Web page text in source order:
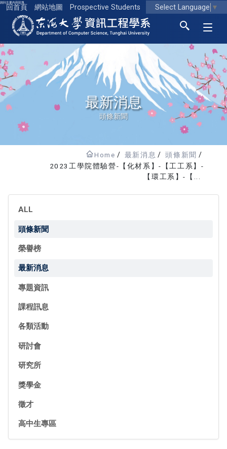
跳到主要內容區塊
回首頁 網站地圖 Prospective Students Select Language ▼
東海大學logo
最新消息
頭條新聞
Home 最新消息
頭條新聞
2023工學院體驗營-【化材系】-【工工系】-
【環工系】-【...
ALL
頭條新聞
榮譽榜
最新消息
專題資訊
課程訊息
各類活動
研討會
研究所
獎學金
徵才
高中生專區